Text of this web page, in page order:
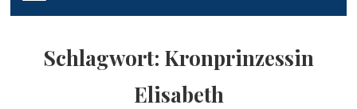
Schlagwort: Kronprinzessin
Elisabeth